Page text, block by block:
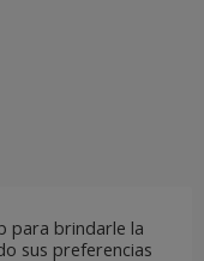
para brindarle la
sus preferencias